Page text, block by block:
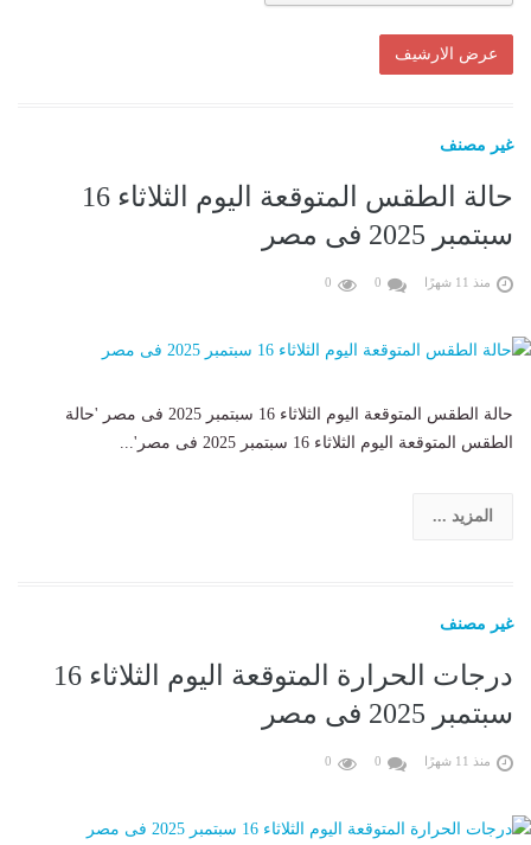
غير مصنف
حالة الطقس المتوقعة اليوم الثلاثاء 16
سبتمبر 2025 فى مصر
منذ 11 شهرًا 0
0
حالة الطقس المتوقعة اليوم الثلاثاء 16 سبتمبر 2025 فى مصر 'حالة
الطقس المتوقعة اليوم الثلاثاء 16 سبتمبر 2025 فى مصر'...
المزيد ...
غير مصنف
درجات الحرارة المتوقعة اليوم الثلاثاء 16
سبتمبر 2025 فى مصر
منذ 11 شهرًا 0
0